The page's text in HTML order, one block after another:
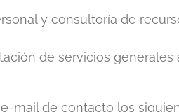
y consultoría de
de servicios
mail de contacto los